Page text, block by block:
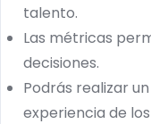
talento.
Las métricas
decisiones.
Podrás realizar
experiencia de